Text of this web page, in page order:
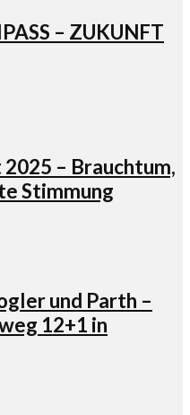
– ZUKUNFT
– Brauchtum,
Stimmung
und Parth –
12+1 in